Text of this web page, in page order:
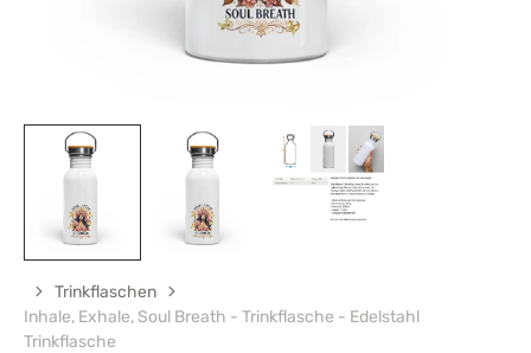
Trinkflaschen
Inhale, Exhale, Soul Breath - Trinkflasche - Edelstahl
Trinkflasche